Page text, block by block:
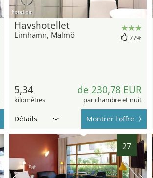
hotel.de
Havshotellet
Limhamn, Malmö 77%
5,34
kilomètres
de 230,78 EUR
par chambre et nuit
Détails Montrer l'offre
27